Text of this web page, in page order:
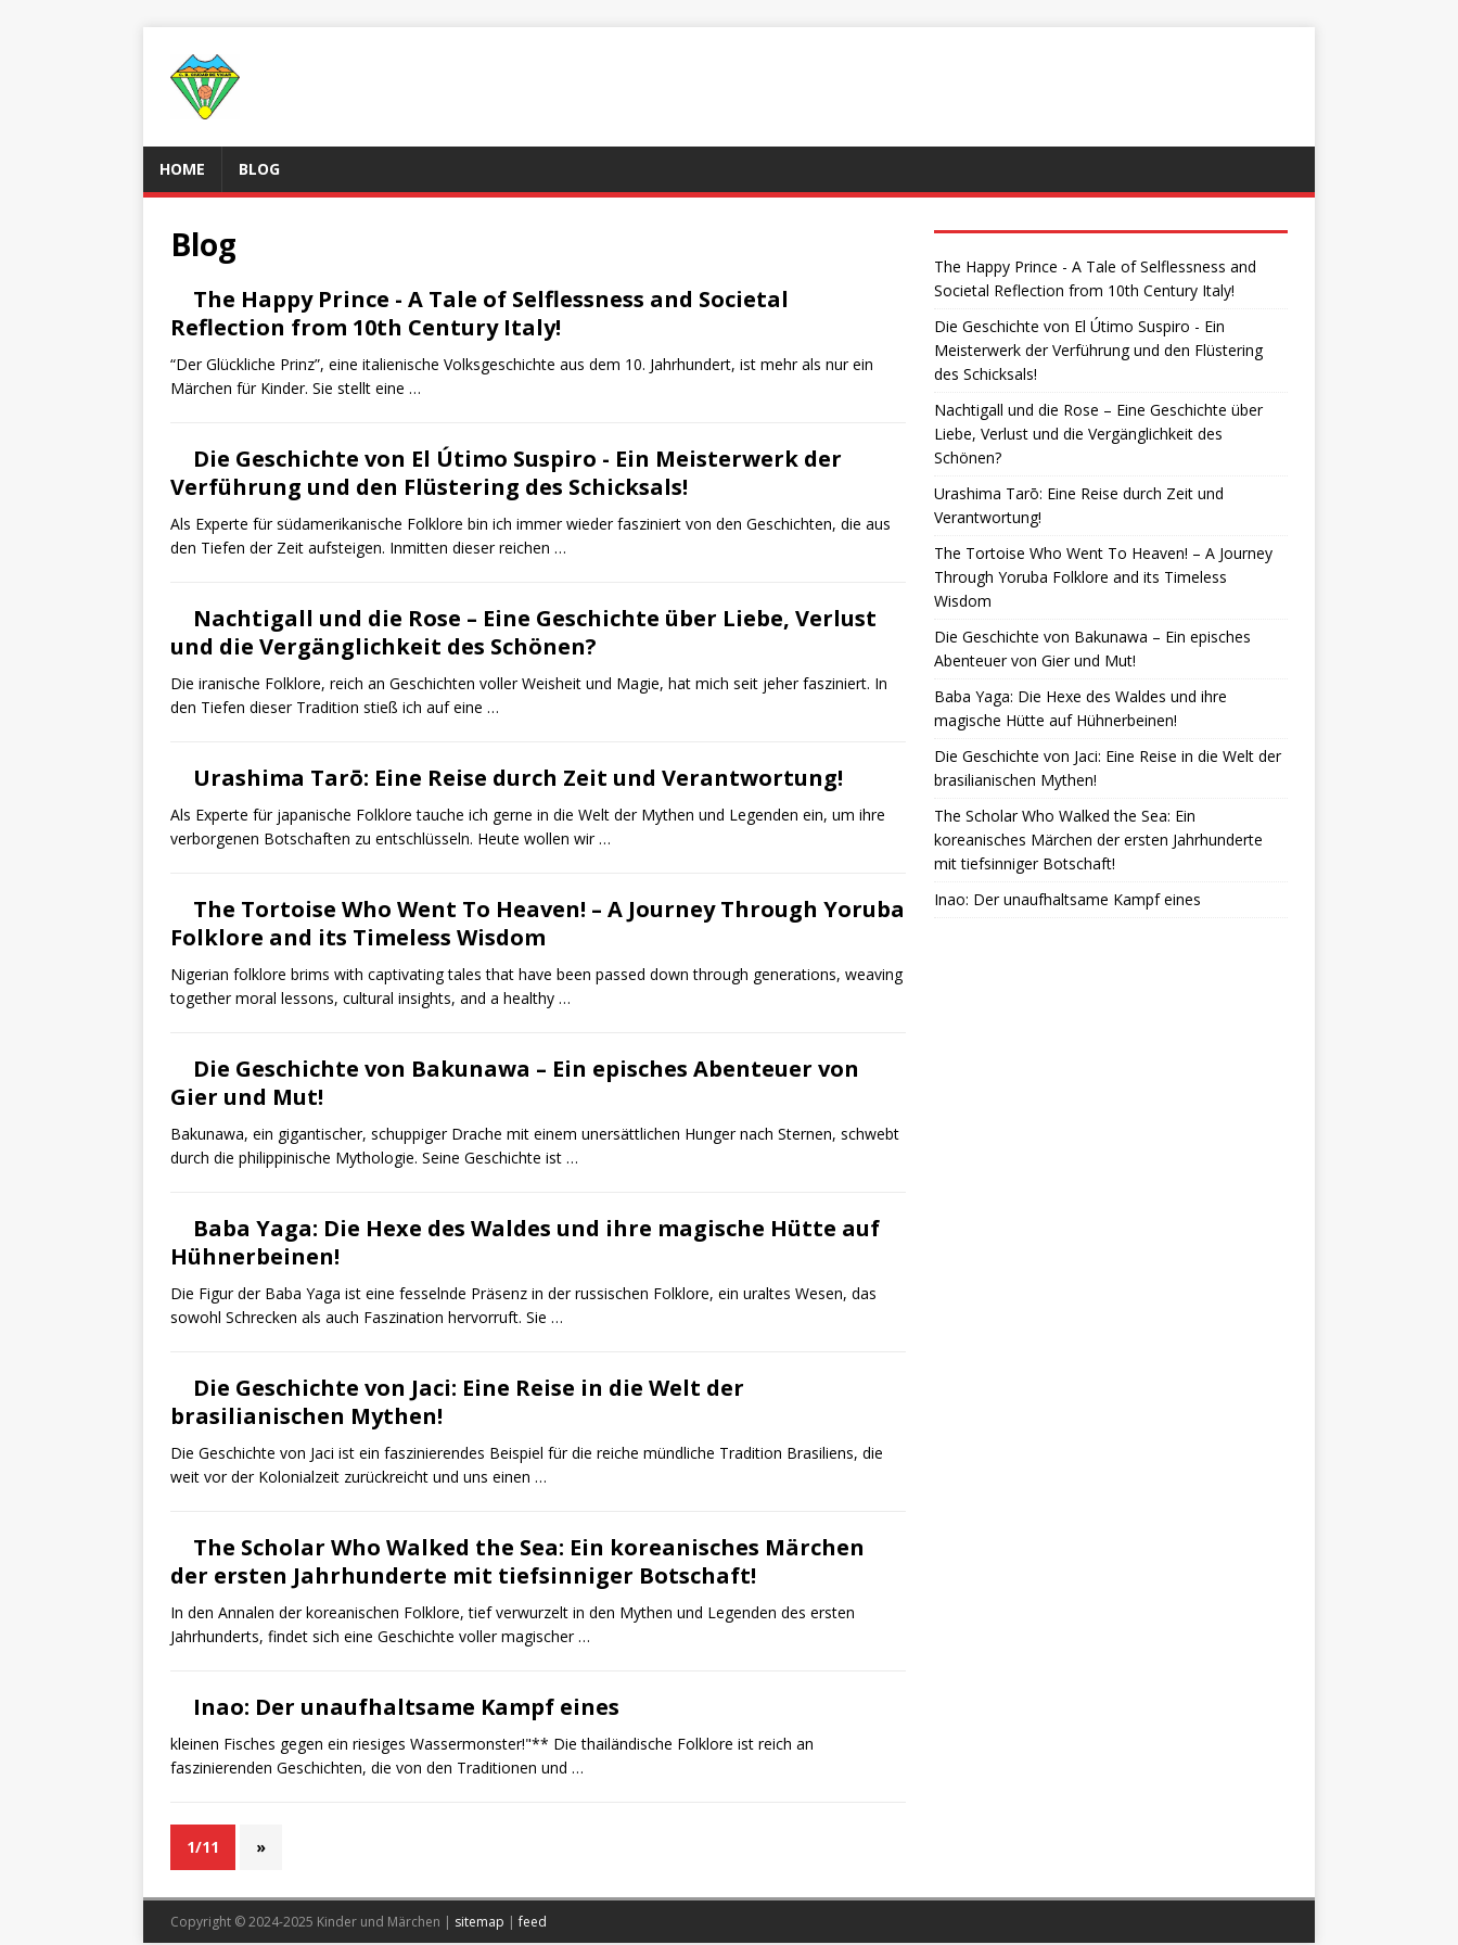
HOME BLOG
Blog
The Happy Prince - A Tale of Selflessness and Societal
Reflection from 10th Century Italy!
“Der Glückliche Prinz”, eine italienische Volksgeschichte aus dem 10. Jahrhundert, ist mehr als nur ein
Märchen für Kinder. Sie stellt eine …
Die Geschichte von El Útimo Suspiro - Ein Meisterwerk der
Verführung und den Flüstering des Schicksals!
Als Experte für südamerikanische Folklore bin ich immer wieder fasziniert von den Geschichten, die aus
den Tiefen der Zeit aufsteigen. Inmitten dieser reichen …
Nachtigall und die Rose – Eine Geschichte über Liebe, Verlust
und die Vergänglichkeit des Schönen?
Die iranische Folklore, reich an Geschichten voller Weisheit und Magie, hat mich seit jeher fasziniert. In
den Tiefen dieser Tradition stieß ich auf eine …
Urashima Tarō: Eine Reise durch Zeit und Verantwortung!
Als Experte für japanische Folklore tauche ich gerne in die Welt der Mythen und Legenden ein, um ihre
verborgenen Botschaften zu entschlüsseln. Heute wollen wir …
The Tortoise Who Went To Heaven! – A Journey Through Yoruba
Folklore and its Timeless Wisdom
Nigerian folklore brims with captivating tales that have been passed down through generations, weaving
together moral lessons, cultural insights, and a healthy …
Die Geschichte von Bakunawa – Ein episches Abenteuer von
Gier und Mut!
Bakunawa, ein gigantischer, schuppiger Drache mit einem unersättlichen Hunger nach Sternen, schwebt
durch die philippinische Mythologie. Seine Geschichte ist …
Baba Yaga: Die Hexe des Waldes und ihre magische Hütte auf
Hühnerbeinen!
Die Figur der Baba Yaga ist eine fesselnde Präsenz in der russischen Folklore, ein uraltes Wesen, das
sowohl Schrecken als auch Faszination hervorruft. Sie …
Die Geschichte von Jaci: Eine Reise in die Welt der
brasilianischen Mythen!
Die Geschichte von Jaci ist ein faszinierendes Beispiel für die reiche mündliche Tradition Brasiliens, die
weit vor der Kolonialzeit zurückreicht und uns einen …
The Scholar Who Walked the Sea: Ein koreanisches Märchen
der ersten Jahrhunderte mit tiefsinniger Botschaft!
In den Annalen der koreanischen Folklore, tief verwurzelt in den Mythen und Legenden des ersten
Jahrhunderts, findet sich eine Geschichte voller magischer …
Inao: Der unaufhaltsame Kampf eines
kleinen Fisches gegen ein riesiges Wassermonster!"** Die thailändische Folklore ist reich an
faszinierenden Geschichten, die von den Traditionen und …
1/11 »
The Happy Prince - A Tale of Selflessness and
Societal Reflection from 10th Century Italy!
Die Geschichte von El Útimo Suspiro - Ein
Meisterwerk der Verführung und den Flüstering
des Schicksals!
Nachtigall und die Rose – Eine Geschichte über
Liebe, Verlust und die Vergänglichkeit des
Schönen?
Urashima Tarō: Eine Reise durch Zeit und
Verantwortung!
The Tortoise Who Went To Heaven! – A Journey
Through Yoruba Folklore and its Timeless
Wisdom
Die Geschichte von Bakunawa – Ein episches
Abenteuer von Gier und Mut!
Baba Yaga: Die Hexe des Waldes und ihre
magische Hütte auf Hühnerbeinen!
Die Geschichte von Jaci: Eine Reise in die Welt der
brasilianischen Mythen!
The Scholar Who Walked the Sea: Ein
koreanisches Märchen der ersten Jahrhunderte
mit tiefsinniger Botschaft!
Inao: Der unaufhaltsame Kampf eines
Copyright © 2024-2025 Kinder und Märchen | sitemap |feed